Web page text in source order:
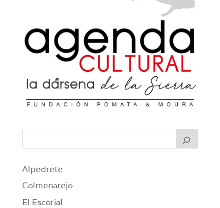
Alpedrete
Colmenarejo
El Escorial